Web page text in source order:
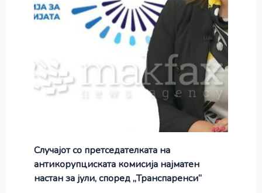
Случајот со претседателката на
антикорупциската комисија најматен
настан за јули, според „Транспаренси“